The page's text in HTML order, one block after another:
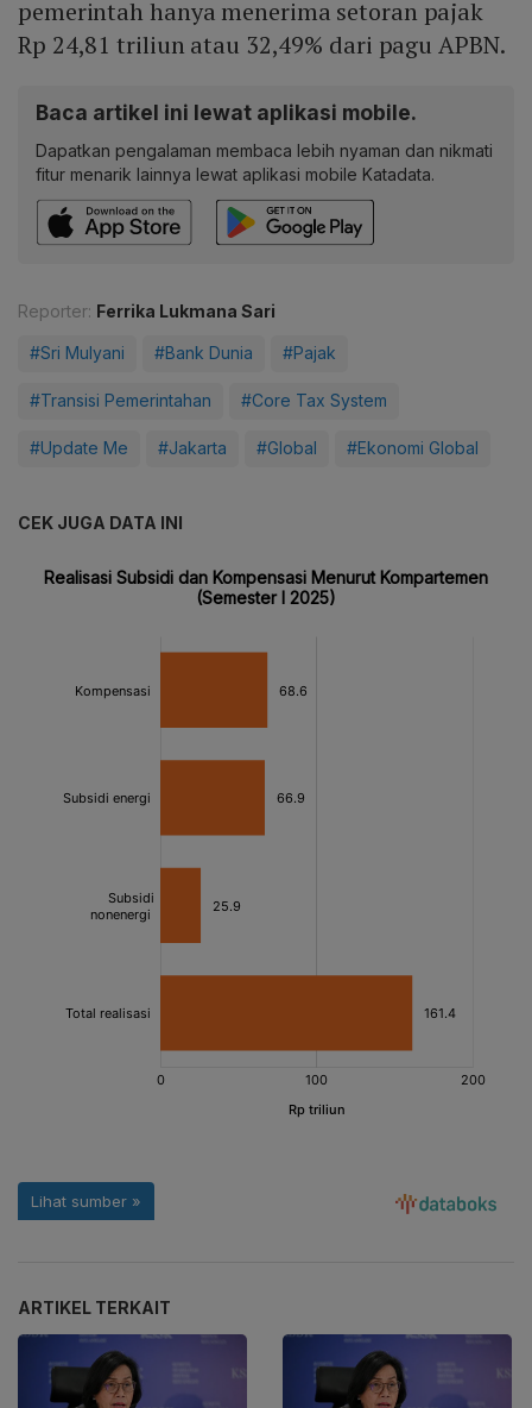
pemerintah hanya menerima setoran pajak
Rp 24,81 triliun atau 32,49% dari pagu APBN.
Baca artikel ini lewat aplikasi mobile.
Dapatkan pengalaman membaca lebih nyaman dan nikmati
fitur menarik lainnya lewat aplikasi mobile Katadata.
Reporter: Ferrika Lukmana Sari
#Sri Mulyani #Bank Dunia #Pajak
#Transisi Pemerintahan #Core Tax System
#Update Me #Jakarta #Global #Ekonomi Global
CEK JUGA DATA INI
ARTIKEL TERKAIT